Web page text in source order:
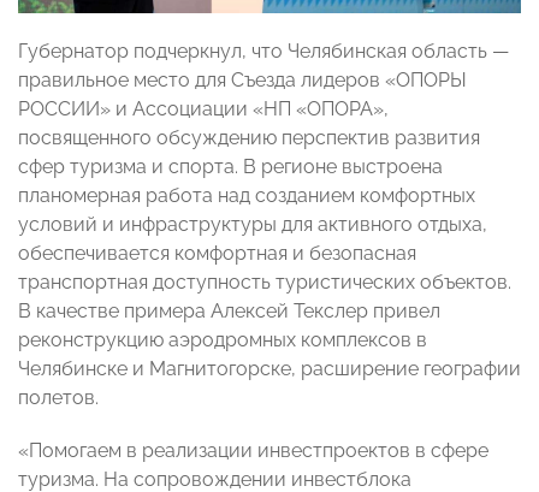
Губернатор подчеркнул, что Челябинская область —
правильное место для Съезда лидеров «ОПОРЫ
РОССИИ» и Ассоциации «НП «ОПОРА»,
посвященного обсуждению перспектив развития
сфер туризма и спорта. В регионе выстроена
планомерная работа над созданием комфортных
условий и инфраструктуры для активного отдыха,
обеспечивается комфортная и безопасная
транспортная доступность туристических объектов.
В качестве примера Алексей Текслер привел
реконструкцию аэродромных комплексов в
Челябинске и Магнитогорске, расширение географии
полетов.
«Помогаем в реализации инвестпроектов в сфере
туризма. На сопровождении инвестблока